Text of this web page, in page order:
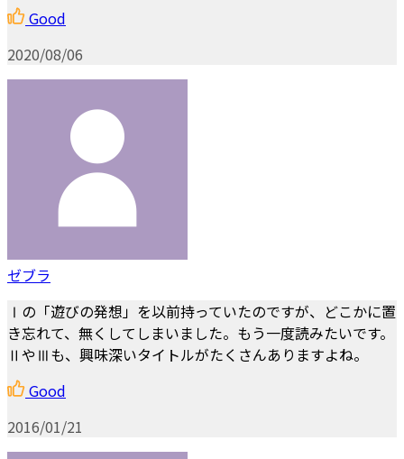
Good
2020/08/06
ゼブラ
Ⅰの「遊びの発想」を以前持っていたのですが、どこかに置
き忘れて、無くしてしまいました。もう一度読みたいです。
ⅡやⅢも、興味深いタイトルがたくさんありますよね。
Good
2016/01/21